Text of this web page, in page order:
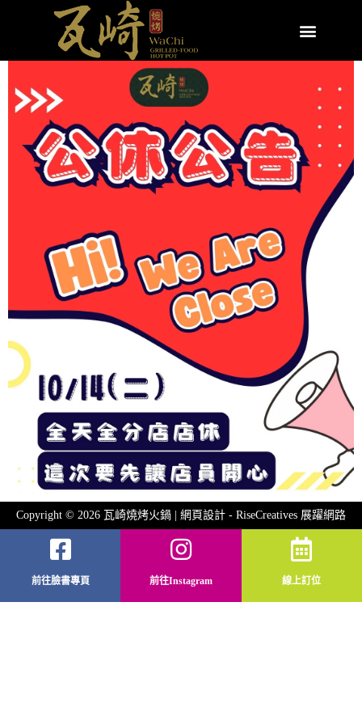
Copyright © 2026 瓦崎燒烤火鍋 | 網頁設計 - RiseCreatives 展躍網路
前往臉書專頁 前往Instagram 線上訂位